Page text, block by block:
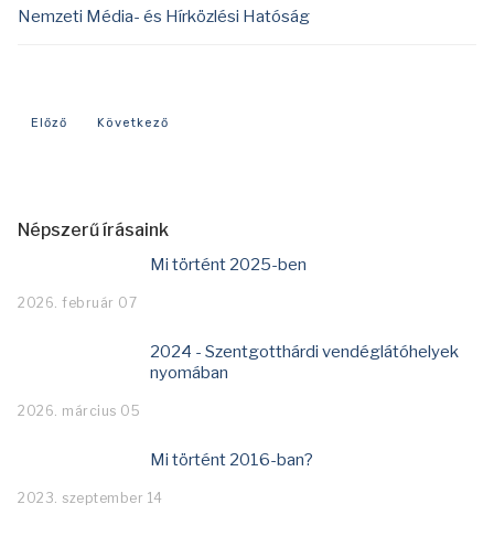
Nemzeti Média- és Hírközlési Hatóság
Előző cikk: Hogyan tudok segíteni a honismereti klubnak?
Előző Következő cikk: Kedves Látogató!
Következő
Népszerű írásaink
Mi történt 2025-ben
2026. február 07
2024 - Szentgotthárdi vendéglátóhelyek
nyomában
2026. március 05
Mi történt 2016-ban?
2023. szeptember 14